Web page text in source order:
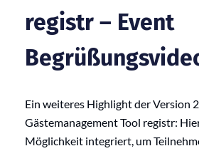
registr – Event
Ein weiteres Highlight der Version
Gästemanagement Tool registr:
Möglichkeit integriert, um